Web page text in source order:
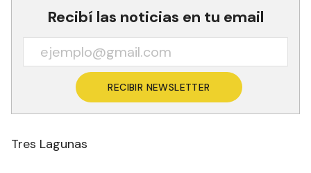
Recibí las noticias en tu email
RECIBIR NEWSLETTER
Tres Lagunas